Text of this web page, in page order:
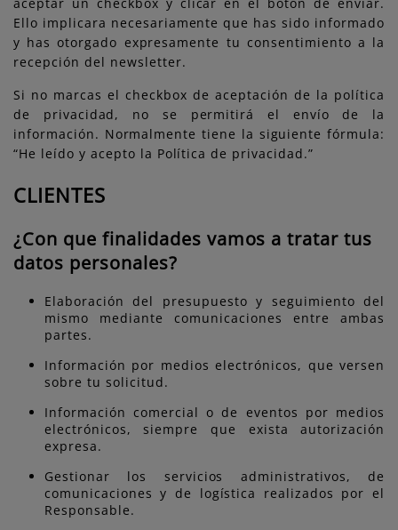
Ello implicara necesariamente que has sido informado
y has otorgado expresamente tu consentimiento a la
recepción del newsletter.
Si no marcas el checkbox de aceptación de la política
de privacidad, no se permitirá el envío de la
información. Normalmente tiene la siguiente fórmula:
“He leído y acepto la Política de privacidad.”
CLIENTES
¿Con que finalidades vamos a tratar tus
datos personales?
Elaboración del presupuesto y seguimiento del
mismo mediante comunicaciones entre ambas
partes.
Información por medios electrónicos, que versen
sobre tu solicitud.
Información comercial o de eventos por medios
electrónicos, siempre que exista autorización
expresa.
Gestionar los servicios administrativos, de
comunicaciones y de logística realizados por el
Responsable.